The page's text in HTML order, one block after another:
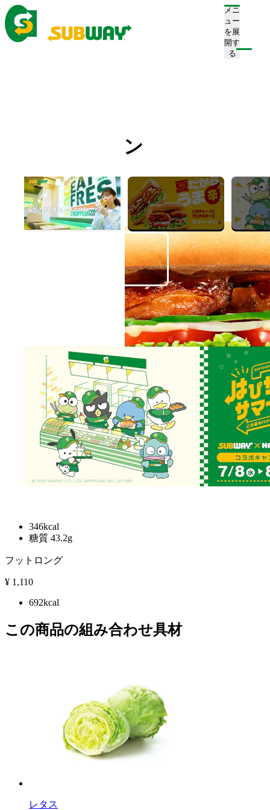
メニ
ュー
を展
開す
る
てり焼きチキン
Teriyaki Chicken
焦がしが入り、味が染みる製法で、鶏もも肉を甘辛の
てり焼きソースで仕上げました。甘辛い味わいです。
レギュラー
346kcal
糖質 43.2g
フットロング
¥ 1,110
692kcal
この商品の組み合わせ具材
レタス